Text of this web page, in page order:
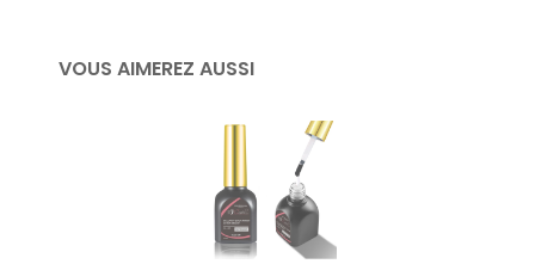
VOUS AIMEREZ AUSSI